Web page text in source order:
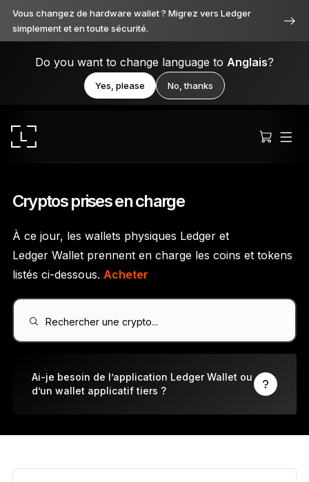
Vous changez de hardware wallet ? Migrez vers Ledger
simplement et en toute sécurité.
Do you want to change language to Anglais?
Yes, please No, thanks
Premium sous toutes ses facettes
Le nouveau standard
Ledger NanoGen5
À votre image
Cryptos prises en charge
À ce jour, les wallets physiques Ledger et
Ledger Wallet prennent en charge les coins et tokens
listés ci-dessous. Acheter
Rechercher une crypto...
Ai-je besoin de l’application Ledger Wallet ou
d’un wallet applicatif tiers ?